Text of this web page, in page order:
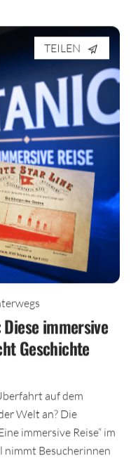
TEILEN
immersive
Geschichte
auf dem
Welt an? Die
immersive Reise“ im
nimmt Besucherinnen